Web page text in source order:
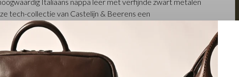
tech-collectie van Castelijn & Beerens een
uitstraling. Alle laptop sleeves, laptoptassen en
vervaardigd van volnerf rundleer en zijn uitgerust met een
Bovendien zijn alle tassen voorzien van een functioneel
met pasjes en/of paspoort te beschermen
afstand. Het subtiele, zwart metalen C&B-logo versterkt de